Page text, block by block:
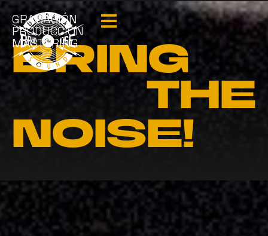
BRING
GRABACIÓN
PRODUCCIÓN
MASTERING
THE
NOISE!